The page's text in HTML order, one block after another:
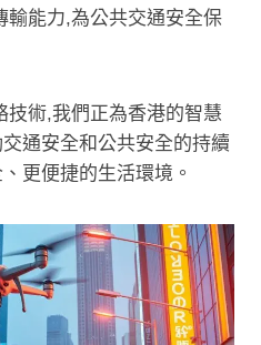
輸能力,為公共交通安全保
技術,我們正為香港的智慧
通安全和公共安全的持續
更便捷的生活環境。